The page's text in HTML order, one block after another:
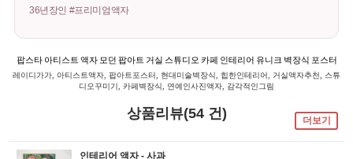
36년장인 #프리미엄액자
팝스타 아티스트 액자 모던 팝아트 거실 스튜디오 카페 인테리어 유니크 벽장식 포스터
레이디가가, 아티스트액자, 팝아트포스터, 현대미술벽장식, 힙한인테리어, 거실액자추천, 스튜
디오꾸미기, 카페벽장식, 연예인사진액자, 감각적인그림
상품리뷰(54 건) 더보기
인테리어 액자 - 사과